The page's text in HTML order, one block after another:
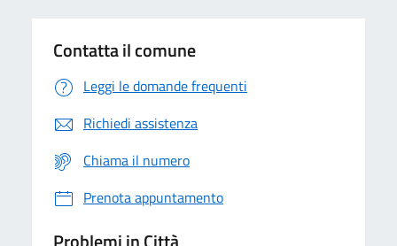
Contatta il comune
Leggi le domande frequenti
Richiedi assistenza
Chiama il numero
Prenota appuntamento